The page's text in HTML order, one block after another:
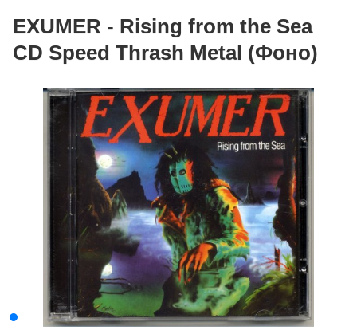
EXUMER - Rising from the Sea
CD Speed Thrash Metal (Фоно)